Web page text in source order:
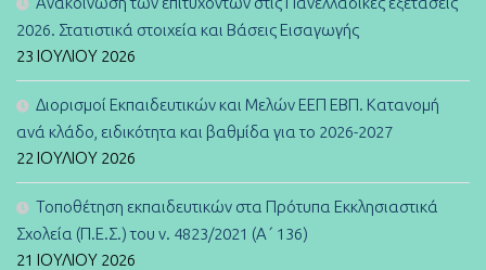
2026. Στατιστικά στοιχεία και Βάσεις Εισαγωγής
23 ΙΟΥΛΊΟΥ 2026
Διορισμοί Εκπαιδευτικών και Μελών ΕΕΠ ΕΒΠ. Κατανομή
ανά κλάδο, ειδικότητα και βαθμίδα για το 2026-2027
22 ΙΟΥΛΊΟΥ 2026
Τοποθέτηση εκπαιδευτικών στα Πρότυπα Εκκλησιαστικά
Σχολεία (Π.Ε.Σ.) του ν. 4823/2021 (Α΄ 136)
21 ΙΟΥΛΊΟΥ 2026